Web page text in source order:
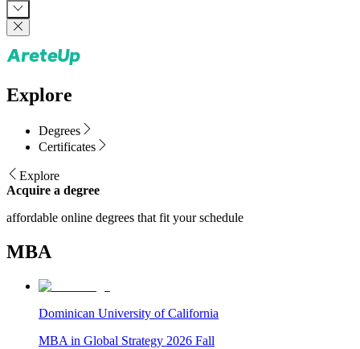
Explore
Degrees
Certificates
Explore
Acquire a degree
affordable online degrees that fit your schedule
MBA
Dominican University of California
MBA in Global Strategy 2026 Fall